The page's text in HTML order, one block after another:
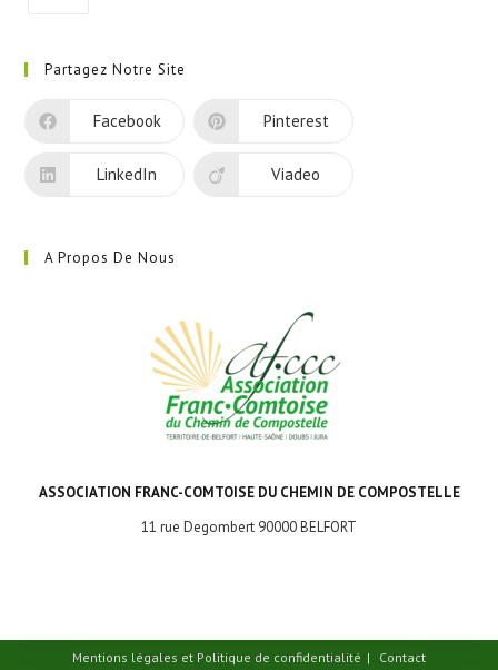
un
nouvel
Partagez Notre Site
Facebook Pinterest
LinkedIn Viadeo
A Propos De Nous
ASSOCIATION FRANC-COMTOISE DU CHEMIN DE COMPOSTELLE
11 rue Degombert 90000 BELFORT
Mentions légales et Politique de confidentialité Contact